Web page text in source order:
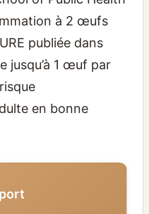
à 2 œufs
publiée dans
jusqu’à 1 œuf par
en bonne